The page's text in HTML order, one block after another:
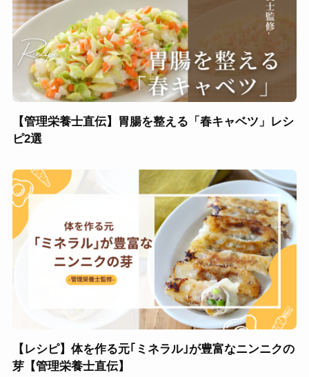
【管理栄養士直伝】胃腸を整える「春キャベツ」レシ
ピ2選
【レシピ】体を作る元｢ミネラル｣が豊富なニンニクの
芽【管理栄養士直伝】